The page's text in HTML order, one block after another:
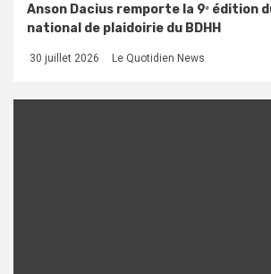
Anson Dacius remporte la 9ᵉ édition
national de plaidoirie du BDHH
30 juillet 2026 Le Quotidien News